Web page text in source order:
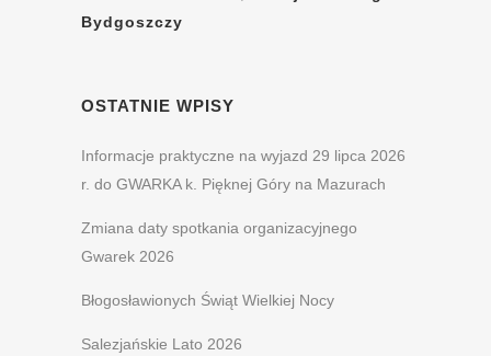
Bydgoszczy
OSTATNIE WPISY
Informacje praktyczne na wyjazd 29 lipca 2026
r. do GWARKA k. Pięknej Góry na Mazurach
Zmiana daty spotkania organizacyjnego
Gwarek 2026
Błogosławionych Świąt Wielkiej Nocy
Salezjańskie Lato 2026